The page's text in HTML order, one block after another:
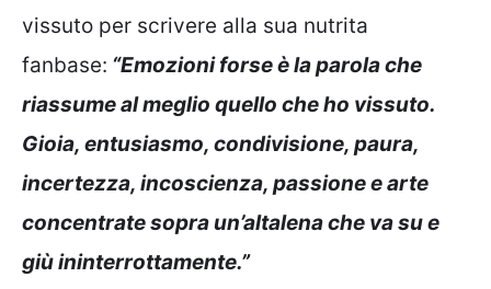
vissuto per scrivere alla sua nutrita
fanbase: “Emozioni forse è la parola che
riassume al meglio quello che ho vissuto.
Gioia, entusiasmo, condivisione, paura,
incertezza, incoscienza, passione e arte
concentrate sopra un’altalena che va su e
giù ininterrottamente.”